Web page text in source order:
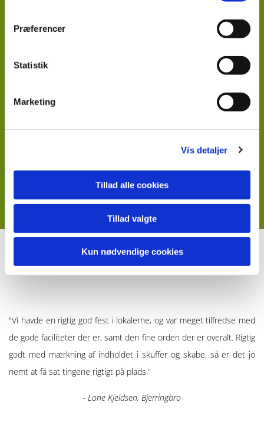
Præferencer
Statistik
Marketing
Vis detaljer
Tillad alle cookies
Tillad valgte
Kun nødvendige cookies
Læs mere om priser og vilkår samt hvad du selv skal huske
Det siger vores kunder...
"Vi havde en rigtig god fest i lokalerne, og var meget tilfredse med
de gode faciliteter der er, samt den fine orden der er overalt. Rigtig
godt med mærkning af indholdet i skuffer og skabe, så er det jo
nemt at få sat tingene rigtigt på plads."
- Lone Kjeldsen, Bjerringbro